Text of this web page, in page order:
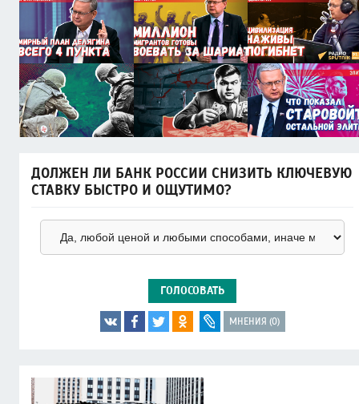
ДОЛЖЕН ЛИ БАНК РОССИИ СНИЗИТЬ КЛЮЧЕВУЮ
СТАВКУ БЫСТРО И ОЩУТИМО?
ГОЛОСОВАТЬ
МНЕНИЯ (0)